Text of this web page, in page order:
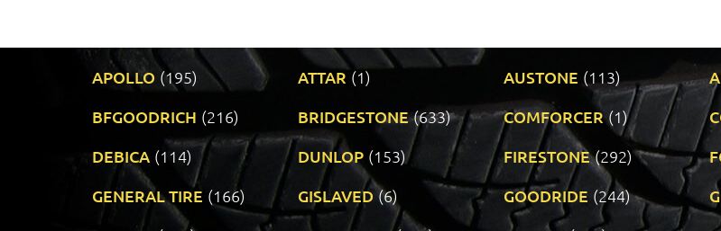
APOLLO (195) ATTAR (1) AUSTONE (113)
BFGOODRICH (216) BRIDGESTONE (633) COMFORCER (1)
DEBICA (114) DUNLOP (153) FIRESTONE (292)
GENERAL TIRE (166) GISLAVED (6) GOODRIDE (244)